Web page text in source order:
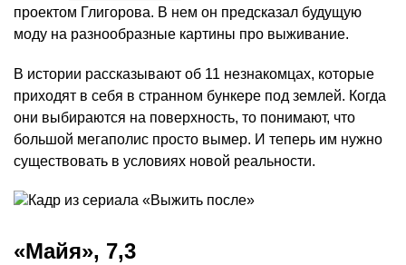
проектом Глигорова. В нем он предсказал будущую
моду на разнообразные картины про выживание.
В истории рассказывают об 11 незнакомцах, которые
приходят в себя в странном бункере под землей. Когда
они выбираются на поверхность, то понимают, что
большой мегаполис просто вымер. И теперь им нужно
существовать в условиях новой реальности.
«Майя», 7,3